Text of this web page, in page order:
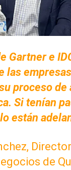
Gartner e
las
proceso de
Si tenían
están
de